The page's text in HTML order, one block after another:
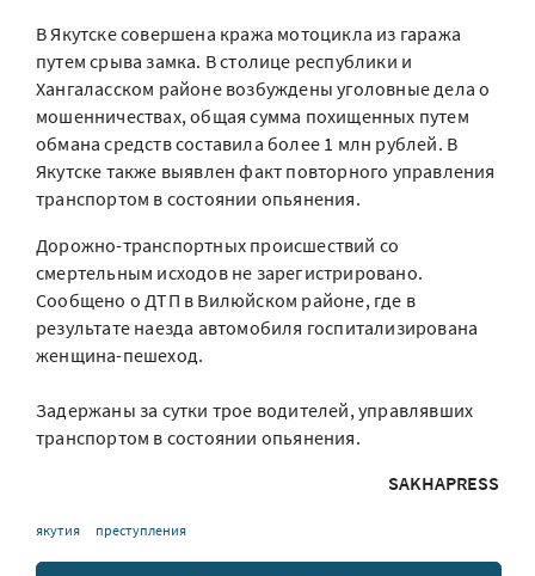
В Якутске совершена кража мотоцикла из гаража
путем срыва замка. В столице республики и
Хангаласском районе возбуждены уголовные дела о
мошенничествах, общая сумма похищенных путем
обмана средств составила более 1 млн рублей. В
Якутске также выявлен факт повторного управления
транспортом в состоянии опьянения.
Дорожно-транспортных происшествий со
смертельным исходов не зарегистрировано.
Сообщено о ДТП в Вилюйском районе, где в
результате наезда автомобиля госпитализирована
женщина-пешеход.
Задержаны за сутки трое водителей, управлявших
транспортом в состоянии опьянения.
SAKHAPRESS
якутия преступления